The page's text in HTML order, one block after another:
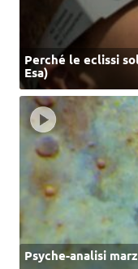
Perché le eclissi
Esa)
Psyche-analisi